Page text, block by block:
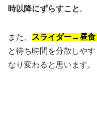
時以降にずらすこと 。
また、 スライダー→昼
と待ち時間を分散しや
なり変わると思います。